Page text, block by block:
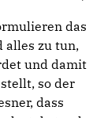
das
alles zu tun,
und damit
so der
dass